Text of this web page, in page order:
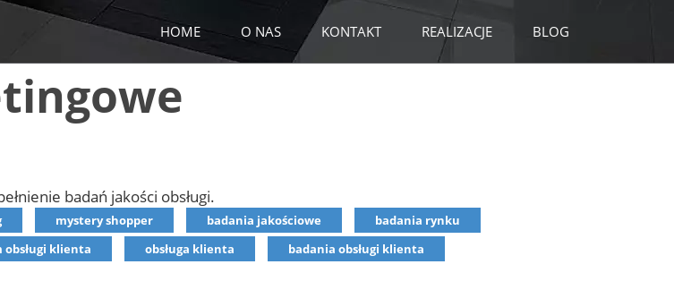
HOME O NAS KONTAKT REALIZACJE BLOG
badań jakości obsługi.
mystery shopper badania jakościowe
badania rynku
obsługi klienta obsługa klienta
badania obsługi klienta